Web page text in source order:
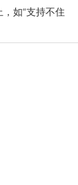
，如“支持不住